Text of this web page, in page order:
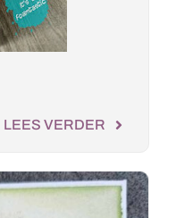
LEES VERDER